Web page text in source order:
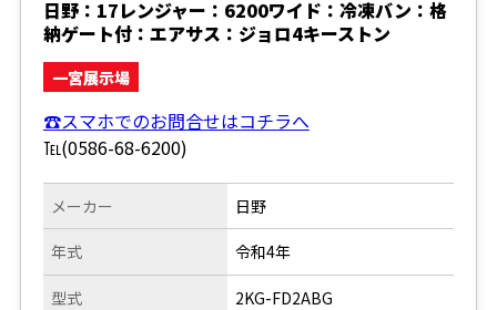
日野：17レンジャー：6200ワイド：冷凍バン：格
納ゲート付：エアサス：ジョロ4キーストン
一宮展示場
☎スマホでのお問合せはコチラへ
℡(0586-68-6200)
メーカー
年式
型式
日野
令和4年
2KG-FD2ABG